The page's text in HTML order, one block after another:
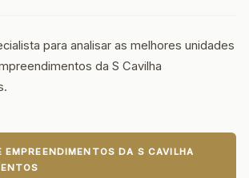
para analisar as melhores unidades
da S Cavilha
EMPREENDIMENTOS DA S CAVILHA